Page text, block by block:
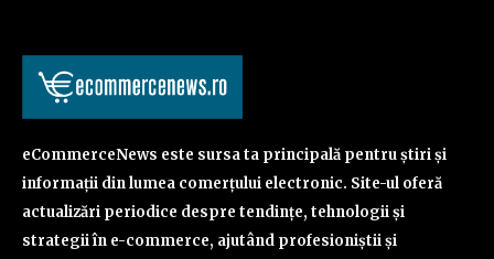
eCommerceNews este sursa ta principală pentru știri și
informații din lumea comerțului electronic. Site-ul oferă
actualizări periodice despre tendințe, tehnologii și
strategii în e-commerce, ajutând profesioniștii și